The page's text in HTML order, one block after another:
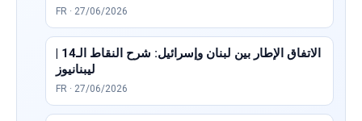
FR · 27/06/2026
الاتفاق الإطار بين لبنان وإسرائيل: شرح النقاط الـ14 |
ليبنانيوز
FR · 27/06/2026